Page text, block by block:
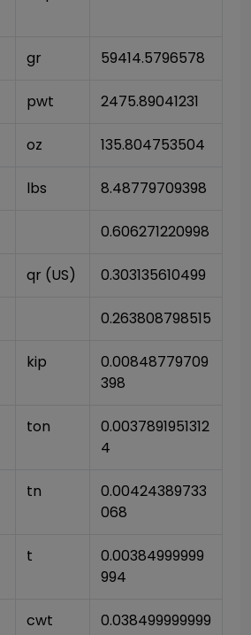
gr 59414.5796578
pwt 2475.89041231
oz 135.804753504
lbs 8.48779709398
0.606271220998
qr (US) 0.303135610499
0.263808798515
kip
0.00848779709
398
ton
0.0037891951312
4
tn
0.00424389733
068
t
0.00384999999
994
cwt
0.038499999999